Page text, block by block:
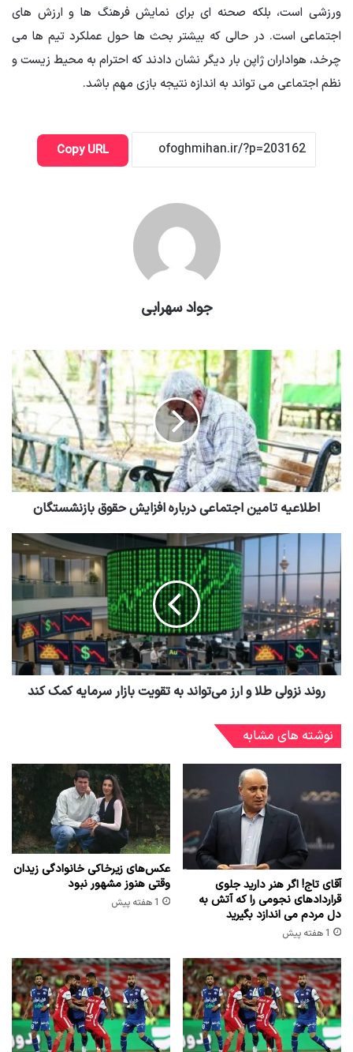
ورزشی است، بلکه صحنه ای برای نمایش فرهنگ ها و ارزش های
اجتماعی است. در حالی که بیشتر بحث ها حول عملکرد تیم ها می
چرخد، هواداران ژاپن بار دیگر نشان دادند که احترام به محیط زیست و
نظم اجتماعی می تواند به اندازه نتیجه بازی مهم باشد.
Copy URL
جواد سهرابی
اطلاعیه تامین اجتماعی درباره افزایش حقوق بازنشستگان
روند نزولی طلا و ارز می‌تواند به تقویت بازار سرمایه کمک کند
نوشته های مشابه
آقای تاج! اگر هنر دارید جلوی
قراردادهای نجومی را که آتش به
دل مردم می اندازد بگیرید
1 هفته پیش
عکس‌های زیرخاکی خانوادگی زیدان
وقتی هنوز مشهور نبود
1 هفته پیش